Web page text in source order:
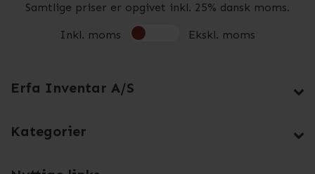
Samtlige priser er opgivet inkl. 25% dansk moms.
Inkl. moms Ekskl. moms
Erfa Inventar A/S
Kategorier